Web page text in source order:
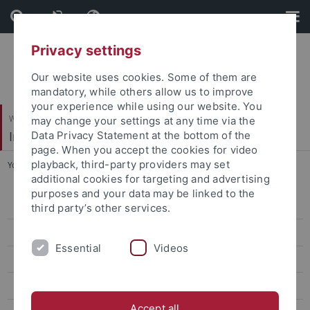
Skip
to
content
Skip
to
footer
Wirtschafts- und Sozialwissenschaftliche Fakultät
Institut für Sportwissenschaft
You are here: Startseite ... 020_Nalbantis Pawlowski_FIFA Grant
Sportökonomik, Sportmanagement und Sportpublizistik
Lehre
Privacy settings
Our website uses cookies. Some of them are
mandatory, while others allow us to improve
your experience while using our website. You
may change your settings at any time via the
Data Privacy Statement at the bottom of the
page. When you accept the cookies for video
playback, third-party providers may set
additional cookies for targeting and advertising
purposes and your data may be linked to the
third party’s other services.
Essential Videos